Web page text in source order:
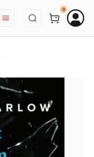
BEJELENTKEZÉS
0